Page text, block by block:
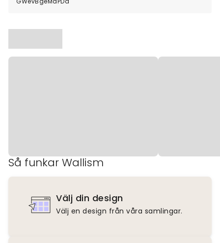
Så funkar Wallism
Välj din design
Välj en design från våra samlingar.